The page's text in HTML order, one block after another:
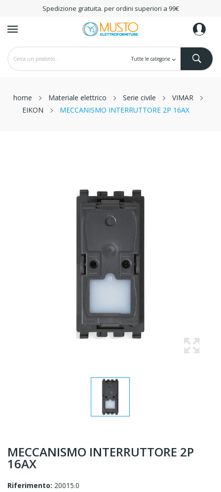
Spedizione gratuita. per ordini superiori a 99€
home Materiale elettrico Serie civile
VIMAR
EIKON
MECCANISMO INTERRUTTORE 2P 16AX
MECCANISMO INTERRUTTORE 2P
16AX
Riferimento: 20015.0